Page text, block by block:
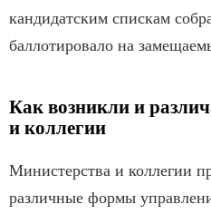
кандидатским спискам
баллотировало на
Как возникли и
и коллегии
Министерства и коллегии
различные формы